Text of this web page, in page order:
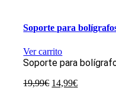
Soporte para
Ver carrito
Soporte para
19,99€ El
14,99€El